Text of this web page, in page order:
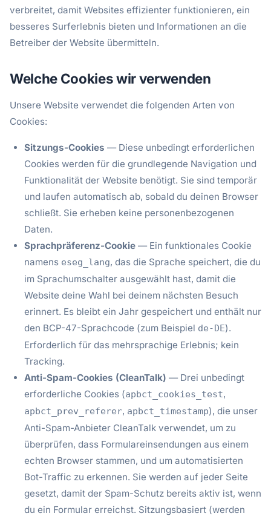
verbreitet, damit Websites effizienter funktionieren, ein
besseres Surferlebnis bieten und Informationen an die
Betreiber der Website übermitteln.
Welche Cookies wir verwenden
Unsere Website verwendet die folgenden Arten von
Cookies:
Sitzungs-Cookies — Diese unbedingt erforderlichen
Cookies werden für die grundlegende Navigation und
Funktionalität der Website benötigt. Sie sind temporär
und laufen automatisch ab, sobald du deinen Browser
schließt. Sie erheben keine personenbezogenen
Daten.
Sprachpräferenz-Cookie — Ein funktionales Cookie
namens eseg_lang, das die Sprache speichert, die du
im Sprachumschalter ausgewählt hast, damit die
Website deine Wahl bei deinem nächsten Besuch
erinnert. Es bleibt ein Jahr gespeichert und enthält nur
den BCP-47-Sprachcode (zum Beispiel de-DE).
Erforderlich für das mehrsprachige Erlebnis; kein
Tracking.
Anti-Spam-Cookies (CleanTalk) — Drei unbedingt
erforderliche Cookies (apbct_cookies_test,
apbct_prev_referer, apbct_timestamp), die unser
Anti-Spam-Anbieter CleanTalk verwendet, um zu
überprüfen, dass Formulareinsendungen aus einem
echten Browser stammen, und um automatisierten
Bot-Traffic zu erkennen. Sie werden auf jeder Seite
gesetzt, damit der Spam-Schutz bereits aktiv ist, wenn
du ein Formular erreichst. Sitzungsbasiert (werden